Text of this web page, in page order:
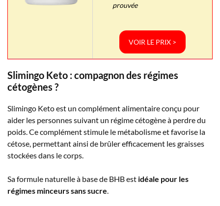
prouvée
VOIR LE PRIX >
Slimingo Keto : compagnon des régimes
cétogènes ?
Slimingo Keto est un complément alimentaire conçu pour
aider les personnes suivant un régime cétogène à perdre du
poids. Ce complément stimule le métabolisme et favorise la
cétose, permettant ainsi de brûler efficacement les graisses
stockées dans le corps.
Sa formule naturelle à base de BHB est idéale pour les
régimes minceurs sans sucre.